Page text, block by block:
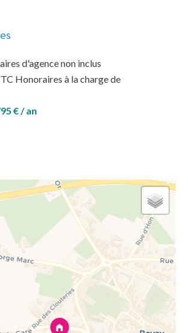
d'agence non inclus
Honoraires à la charge de
€ / an